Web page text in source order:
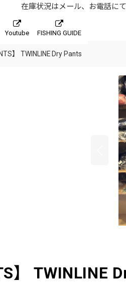
在庫状況はメール、お電話に
Youtube FISHING GUIDE
】 TWINLINE Dry Pants
】 TWINLINE